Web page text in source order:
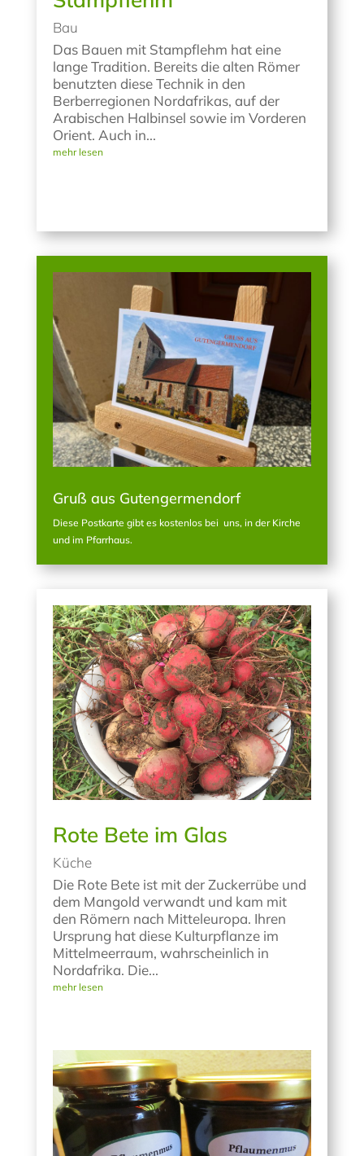
Bau
Das Bauen mit Stampflehm hat eine
lange Tradition. Bereits die alten Römer
benutzten diese Technik in den
Berberregionen Nordafrikas, auf der
Arabischen Halbinsel sowie im Vorderen
Orient. Auch in...
mehr lesen
Gruß aus Gutengermendorf
Diese Postkarte gibt es kostenlos bei uns, in der Kirche
und im Pfarrhaus.
Rote Bete im Glas
Küche
Die Rote Bete ist mit der Zuckerrübe und
dem Mangold verwandt und kam mit
den Römern nach Mitteleuropa. Ihren
Ursprung hat diese Kulturpflanze im
Mittelmeerraum, wahrscheinlich in
Nordafrika. Die...
mehr lesen